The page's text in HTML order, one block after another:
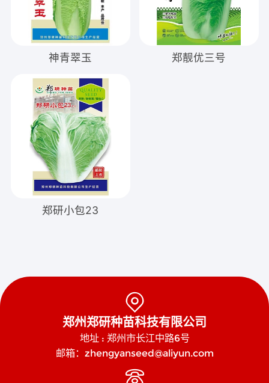
神青翠玉 郑靓优三号
郑研小包23

郑州郑研种苗科技有限公司
地址 : 郑州市长江中路6号
邮箱：zhengyanseed@aliyun.com
